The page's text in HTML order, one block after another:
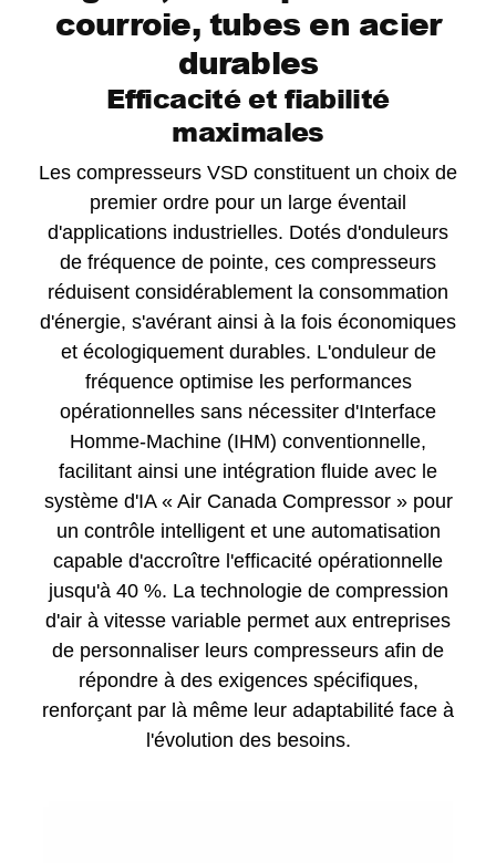
courroie, tubes en acier
durables
Efficacité et fiabilité
maximales
Les compresseurs VSD constituent un choix de
premier ordre pour un large éventail
d'applications industrielles. Dotés d'onduleurs
de fréquence de pointe, ces compresseurs
réduisent considérablement la consommation
d'énergie, s'avérant ainsi à la fois économiques
et écologiquement durables. L'onduleur de
fréquence optimise les performances
opérationnelles sans nécessiter d'Interface
Homme-Machine (IHM) conventionnelle,
facilitant ainsi une intégration fluide avec le
système d'IA « Air Canada Compressor » pour
un contrôle intelligent et une automatisation
capable d'accroître l'efficacité opérationnelle
jusqu'à 40 %. La technologie de compression
d'air à vitesse variable permet aux entreprises
de personnaliser leurs compresseurs afin de
répondre à des exigences spécifiques,
renforçant par là même leur adaptabilité face à
l'évolution des besoins.